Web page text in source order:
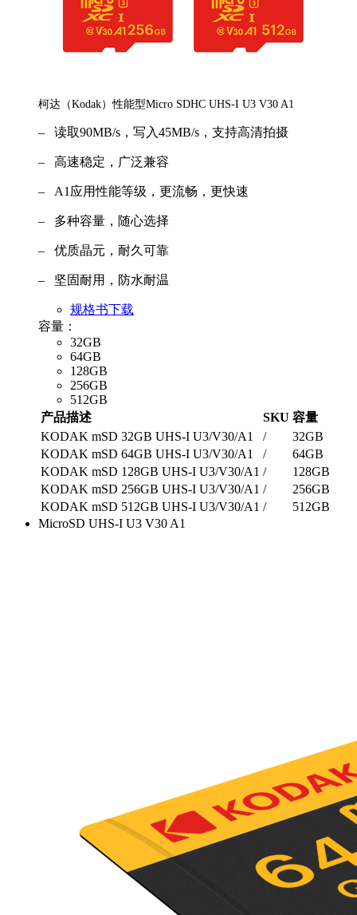
柯达（Kodak）性能型Micro SDHC UHS-I U3 V30 A1
– 读取90MB/s，写入45MB/s，支持高清拍摄
– 高速稳定，广泛兼容
– A1应用性能等级，更流畅，更快速
– 多种容量，随心选择
– 优质晶元，耐久可靠
– 坚固耐用，防水耐温
规格书下载
容量：
32GB
64GB
128GB
256GB
512GB
产品描述
SKU 容量
KODAK mSD 32GB UHS-I U3/V30/A1
/
32GB
KODAK mSD 64GB UHS-I U3/V30/A1
/
64GB
KODAK mSD 128GB UHS-I U3/V30/A1 /
128GB
KODAK mSD 256GB UHS-I U3/V30/A1 /
256GB
KODAK mSD 512GB UHS-I U3/V30/A1 /
512GB
MicroSD UHS-I U3 V30 A1